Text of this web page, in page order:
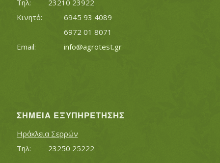
Τηλ:		23210 23922
Κινητό:		6945 93 4089
			6972 01 8071
info@agrotest.gr
ΣΗΜΕΊΑ ΕΞΥΠΗΡΈΤΗΣΗΣ
Ηράκλεια Σερρών
Τηλ:		23250 25222